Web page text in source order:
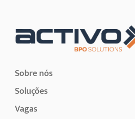
Sobre nós
Soluções
Vagas